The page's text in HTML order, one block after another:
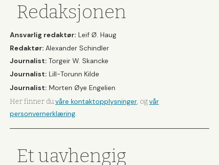
Redaksjonen
Ansvarlig redaktør: Leif Ø. Haug
Redaktør: Alexander Schindler
Journalist: Torgeir W. Skancke
Journalist: Lill-Torunn Kilde
Journalist: Morten Øye Engelien
Her finner duvåre kontaktopplysninger, ogvår
personvernerklæring.
Et uavhengig